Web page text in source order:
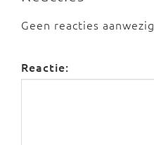
Geen reacties aanwezig
Reactie: